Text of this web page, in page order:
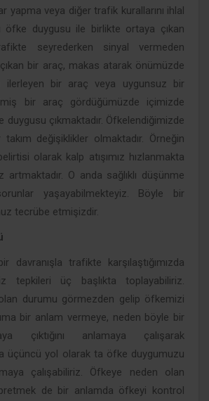
yapma veya diğer trafik kurallarını ihlal
öfke duygusu ile birlikte ortaya çıkan
seyrederken sinyal vermeden
bir araç, makas atarak önümüzde
ilerleyen bir araç veya uygunsuz bir
bir araç gördüğümüzde içimizde
duygusu çıkmaktadır. Öfkelendiğimizde
değişiklikler olmaktadır. Örneğin
olarak kalp atışımız hızlanmakta
artmaktadır. O anda sağlıklı düşünme
yaşayabilmekteyiz. Böyle bir
tecrübe etmişizdir.
davranışla trafikte karşılaştığımızda
tepkileri üç başlıkta toplayabiliriz.
durumu görmezden gelip öfkemizi
bir anlam vermeye, neden böyle bir
çıktığını anlamaya çalışarak
üçüncü yol olarak ta öfke duygumuzu
çalışabiliriz. Öfkeye neden olan
de bir anlamda öfkeyi kontrol